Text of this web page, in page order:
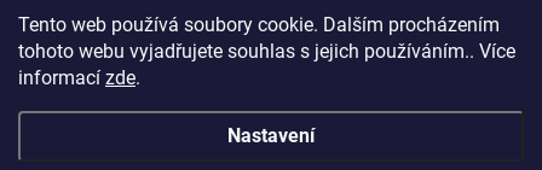
Tento web používá soubory cookie. Dalším procházením
tohoto webu vyjadřujete souhlas s jejich používáním.. Více
informací zde.
Nastavení
Pro objednávky z Velké Británie a Švýcarska se prosím
PŘIJÍMÁME TYTO PLATEBNÍ METODY